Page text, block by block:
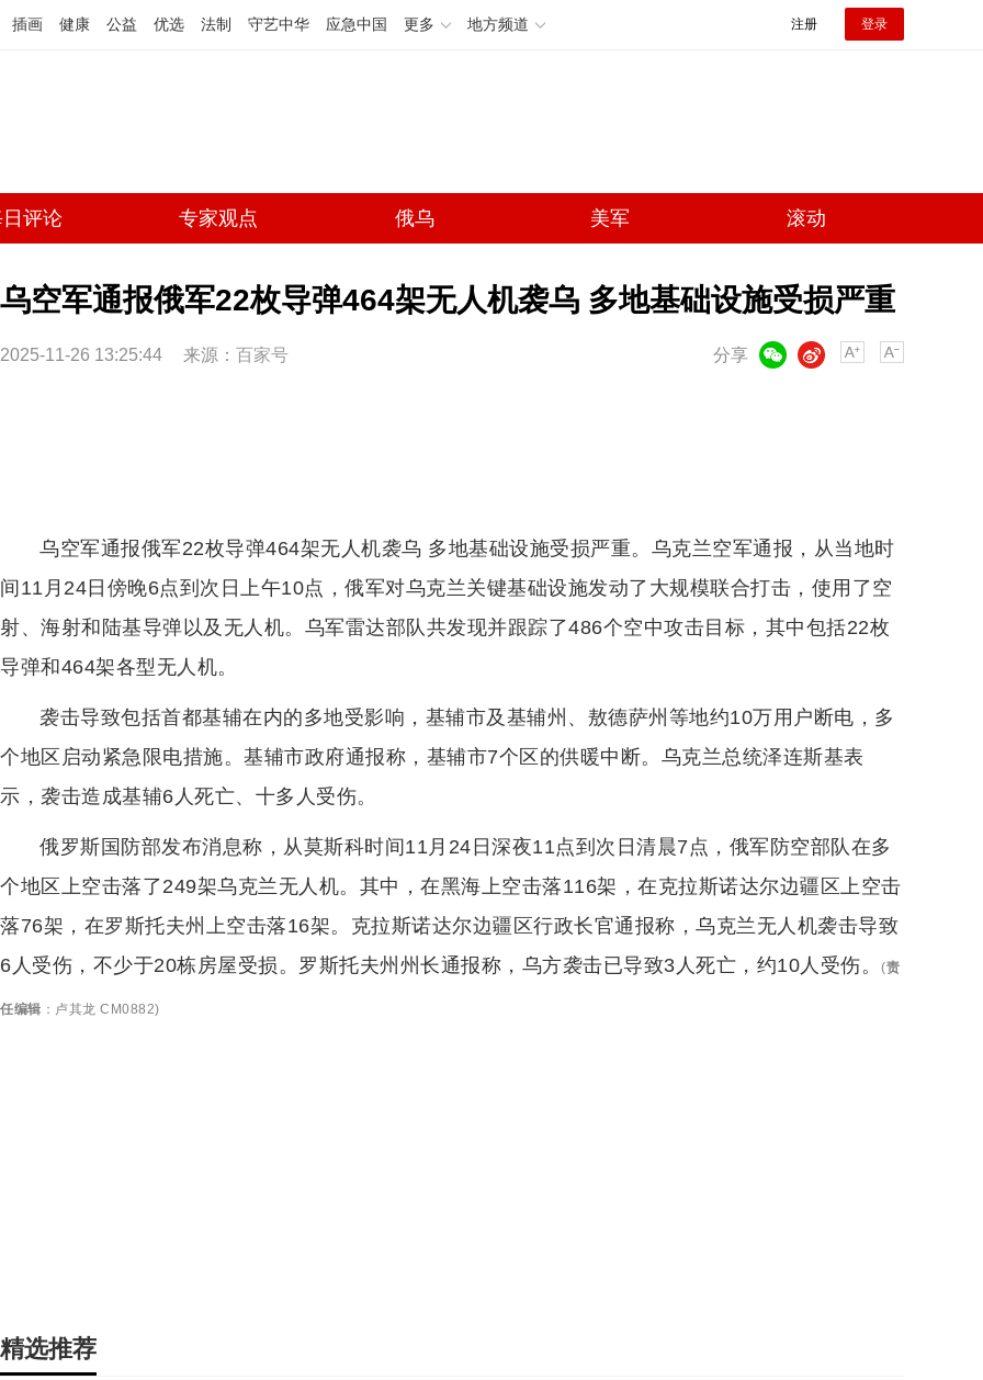
插画 健康 公益 优选 法制 守艺中华 应急中国 更多 地方频道 注册 登录
评论 专家观点 俄乌 美军 滚动
乌空军通报俄军22枚导弹464架无人机袭乌 多地基础设施受损严重
2025-11-26 13:25:44 来源： 百家号 分享
微博
乌空军通报俄军22枚导弹464架无人机袭乌 多地基础设施受损严重。乌克兰空军通报，从当地时
间11月24日傍晚6点到次日上午10点，俄军对乌克兰关键基础设施发动了大规模联合打击，使用了空
射、海射和陆基导弹以及无人机。乌军雷达部队共发现并跟踪了486个空中攻击目标，其中包括22枚
导弹和464架各型无人机。
袭击导致包括首都基辅在内的多地受影响，基辅市及基辅州、敖德萨州等地约10万用户断电，多
个地区启动紧急限电措施。基辅市政府通报称，基辅市7个区的供暖中断。乌克兰总统泽连斯基表
示，袭击造成基辅6人死亡、十多人受伤。
俄罗斯国防部发布消息称，从莫斯科时间11月24日深夜11点到次日清晨7点，俄军防空部队在多
个地区上空击落了249架乌克兰无人机。其中，在黑海上空击落116架，在克拉斯诺达尔边疆区上空击
落76架，在罗斯托夫州上空击落16架。克拉斯诺达尔边疆区行政长官通报称，乌克兰无人机袭击导致
6人受伤，不少于20栋房屋受损。罗斯托夫州州长通报称，乌方袭击已导致3人死亡，约10人受伤。
(责
任编辑 ： 卢其龙 CM0882)
精选推荐